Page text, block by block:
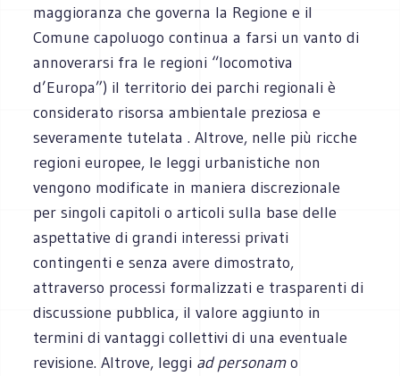
maggioranza che governa la Regione e il
Comune capoluogo continua a farsi un vanto di
annoverarsi fra le regioni “locomotiva
d’Europa”) il territorio dei parchi regionali è
considerato risorsa ambientale preziosa e
severamente tutelata . Altrove, nelle più ricche
regioni europee, le leggi urbanistiche non
vengono modificate in maniera discrezionale
per singoli capitoli o articoli sulla base delle
aspettative di grandi interessi privati
contingenti e senza avere dimostrato,
attraverso processi formalizzati e trasparenti di
discussione pubblica, il valore aggiunto in
termini di vantaggi collettivi di una eventuale
revisione. Altrove, leggi ad personamo